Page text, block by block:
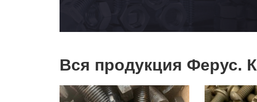
Вся продукция Ферус.